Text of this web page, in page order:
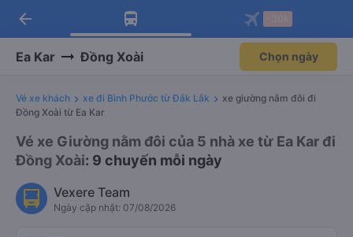
Tải app Vexere ngay!
Nhận ưu đãi thành viên độc
Mở app
Tải app Vexere
-30k/ghế khi đặt vé máy bay qua
Mở app
arrow_back
Ea Kar Đồng Xoài Chọn ngày
Vé xe khách xe đi Bình Phước từ Đắk Lắk
xe giường nằm đôi đi
Đồng Xoài từ Ea Kar
Vé xe Giường nằm đôi của 5 nhà xe từ Ea Kar đi
Đồng Xoài: 9 chuyến mỗi ngày
Vexere Team
Ngày cập nhật: 07/08/2026